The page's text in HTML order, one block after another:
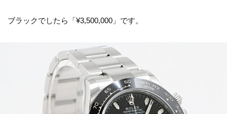
ブラックでしたら「¥3,500,000」です。